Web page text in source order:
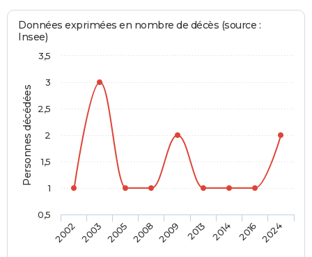
Personnes décédées
Données exprimées en nombre de décès (source :
Insee)
2002 2003 2005 2008 2009 2013 2014 2016 2024
0,5
1
1,5
2
2,5
3
3,5